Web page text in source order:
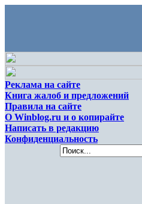
Реклама на сайте
Книга жалоб и предложений
Правила на сайте
О Winblog.ru и о копирайте
Написать в редакцию
Конфиденциальность